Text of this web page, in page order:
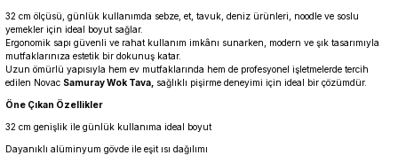
32 cm ölçüsü, günlük kullanımda sebze, et, tavuk, deniz ürünleri, noodle ve soslu
yemekler için ideal boyut sağlar.
Ergonomik sapı güvenli ve rahat kullanım imkânı sunarken, modern ve şık tasarımıyla
mutfaklarınıza estetik bir dokunuş katar.
Uzun ömürlü yapısıyla hem ev mutfaklarında hem de profesyonel işletmelerde tercih
edilen Novac Samuray Wok Tava, sağlıklı pişirme deneyimi için ideal bir çözümdür.
Öne Çıkan Özellikler
32 cm genişlik ile günlük kullanıma ideal boyut
Dayanıklı alüminyum gövde ile eşit ısı dağılımı